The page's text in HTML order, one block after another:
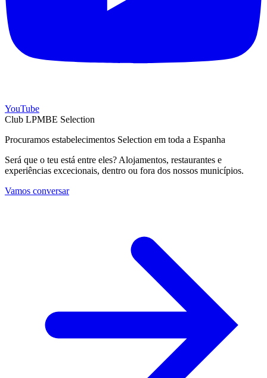
YouTube
Club LPMBE Selection
Procuramos estabelecimentos Selection em toda a Espanha
Será que o teu está entre eles? Alojamentos, restaurantes e
experiências excecionais, dentro ou fora dos nossos municípios.
Vamos conversar